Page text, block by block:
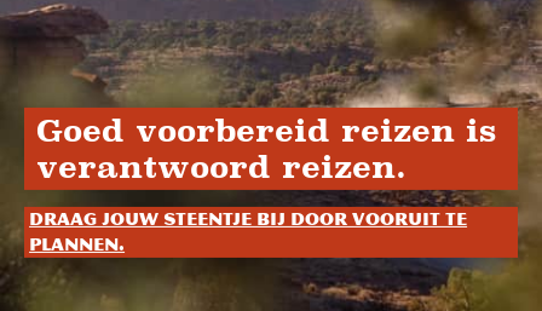
Goed voorbereid reizen is
verantwoord reizen.
Draag jouw steentje bij door vooruit te
plannen.